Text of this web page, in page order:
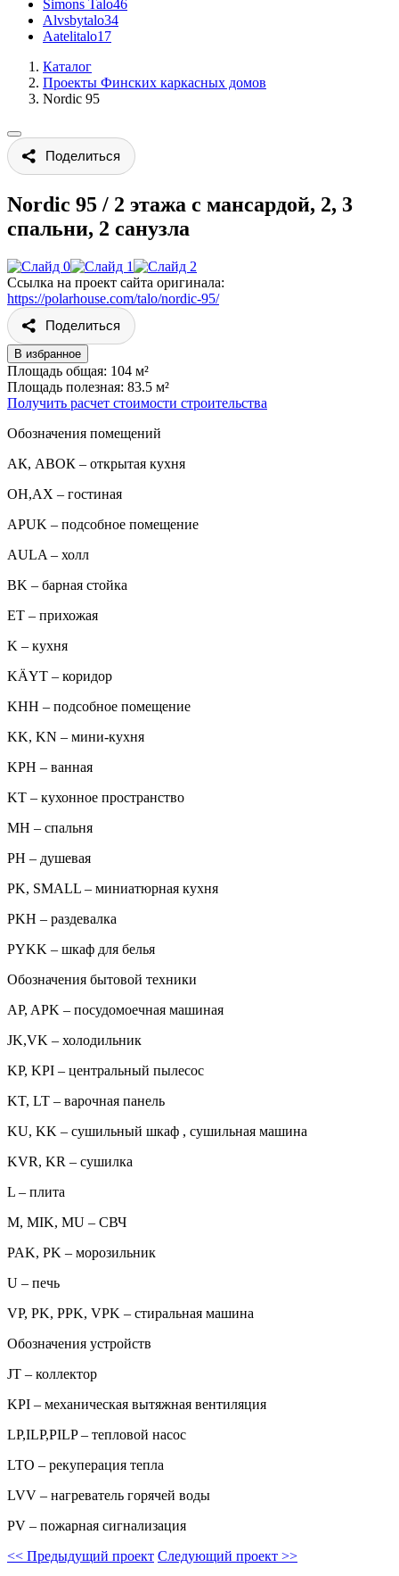
Simons Talo46
Alvsbytalo34
Aatelitalo17
Каталог
Проекты Финских каркасных домов
Nordic 95
Поделиться
Nordic 95 / 2 этажа с мансардой, 2, 3
спальни, 2 санузла
Ссылка на проект сайта оригинала:
https://polarhouse.com/talo/nordic-95/
Поделиться
В избранное
Площадь общая: 104 м²
Площадь полезная: 83.5 м²
Получить расчет стоимости строительства
Обозначения помещений
АК, АВОК – открытая кухня
ОН,AX – гостиная
APUK – подсобное помещение
AULA – холл
BK – барная стойка
ET – прихожая
K – кухня
KÄYT – коридор
KHH – подсобное помещение
KK, KN – мини-кухня
KPH – ванная
KT – кухонное пространство
MH – спальня
PH – душевая
PK, SMALL – миниатюрная кухня
PKH – раздевалка
PYKK – шкаф для белья
Обозначения бытовой техники
AP, APK – посудомоечная машиная
JK,VK – холодильник
KP, KPI – центральный пылесос
KT, LT – варочная панель
KU, KK – сушильный шкаф , сушильная машина
KVR, KR – сушилка
L – плита
M, MIK, MU – СВЧ
PAK, PK – морозильник
U – печь
VP, PK, PPK, VPK – стиральная машина
Обозначения устройств
JT – коллектор
KPI – механическая вытяжная вентиляция
LP,ILP,PILP – тепловой насос
LTO – рекуперация тепла
LVV – нагреватель горячей воды
PV – пожарная сигнализация
<< Предыдущий проект Следующий проект >>